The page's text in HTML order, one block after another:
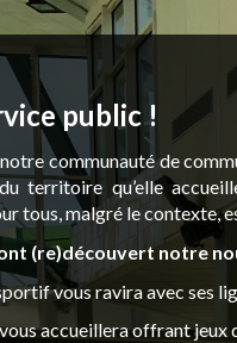
public !
communauté de
territoire qu’elle
tous, malgré le contexte,
(re)découvert notre
vous ravira avec ses
accueillera offrant jeux